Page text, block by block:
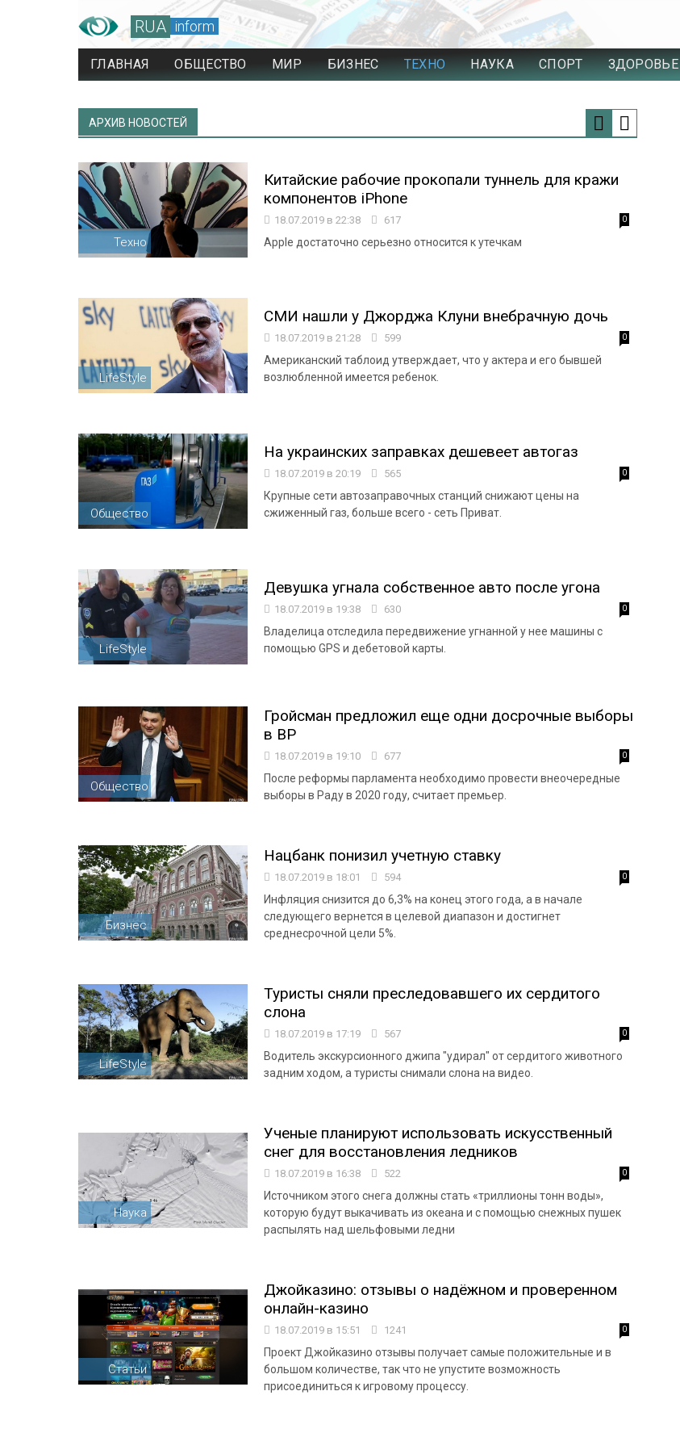
RUA inform
ГЛАВНАЯ ОБЩЕСТВО МИР БИЗНЕС ТЕХНО НАУКА СПОРТ ЗДОРОВЬЕ
АРХИВ НОВОСТЕЙ
Техно
Китайские рабочие прокопали туннель для кражи
компонентов iPhone
18.07.2019 в 22:38 617 0
Apple достаточно серьезно относится к утечкам
LifeStyle
СМИ нашли у Джорджа Клуни внебрачную дочь
18.07.2019 в 21:28 599 0
Американский таблоид утверждает, что у актера и его бывшей
возлюбленной имеется ребенок.
Общество
На украинских заправках дешевеет автогаз
18.07.2019 в 20:19 565 0
Крупные сети автозаправочных станций снижают цены на
сжиженный газ, больше всего - сеть Приват.
LifeStyle
Девушка угнала собственное авто после угона
18.07.2019 в 19:38 630 0
Владелица отследила передвижение угнанной у нее машины с
помощью GPS и дебетовой карты.
Общество
Гройсман предложил еще одни досрочные выборы
в ВР
18.07.2019 в 19:10 677 0
После реформы парламента необходимо провести внеочередные
выборы в Раду в 2020 году, считает премьер.
Бизнес
Нацбанк понизил учетную ставку
18.07.2019 в 18:01 594 0
Инфляция снизится до 6,3% на конец этого года, а в начале
следующего вернется в целевой диапазон и достигнет
среднесрочной цели 5%.
LifeStyle
Туристы сняли преследовавшего их сердитого
слона
18.07.2019 в 17:19 567 0
Водитель экскурсионного джипа "удирал" от сердитого животного
задним ходом, а туристы снимали слона на видео.
Наука
Ученые планируют использовать искусственный
снег для восстановления ледников
18.07.2019 в 16:38 522 0
Источником этого снега должны стать «триллионы тонн воды»,
которую будут выкачивать из океана и с помощью снежных пушек
распылять над шельфовыми ледни
Статьи
Джойказино: отзывы о надёжном и проверенном
онлайн-казино
18.07.2019 в 15:51 1241 0
Проект Джойказино отзывы получает самые положительные и в
большом количестве, так что не упустите возможность
присоединиться к игровому процессу.